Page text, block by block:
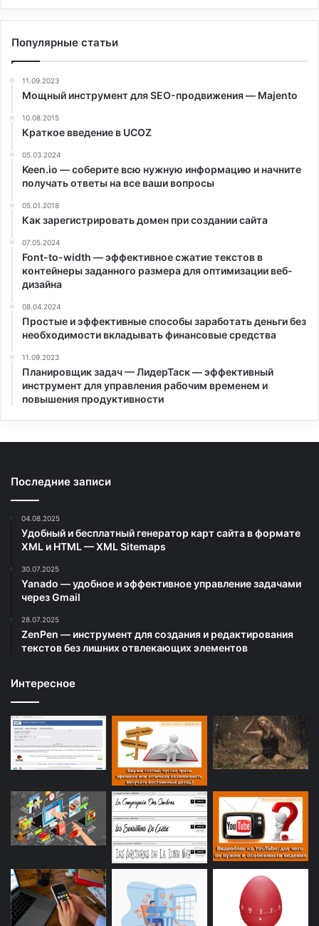
Популярные статьи
11.09.2023
Мощный инструмент для SEO-продвижения — Majento
10.08.2015
Краткое введение в UCOZ
05.03.2024
Keen.io — соберите всю нужную информацию и начните
получать ответы на все ваши вопросы
05.01.2018
Как зарегистрировать домен при создании сайта
07.05.2024
Font-to-width — эффективное сжатие текстов в
контейнеры заданного размера для оптимизации веб-
дизайна
08.04.2024
Простые и эффективные способы заработать деньги без
необходимости вкладывать финансовые средства
11.09.2023
Планировщик задач — ЛидерТаск — эффективный
инструмент для управления рабочим временем и
повышения продуктивности
Последние записи
04.08.2025
Удобный и бесплатный генератор карт сайта в формате
XML и HTML — XML Sitemaps
30.07.2025
Yanado — удобное и эффективное управление задачами
через Gmail
28.07.2025
ZenPen — инструмент для создания и редактирования
текстов без лишних отвлекающих элементов
Интересное